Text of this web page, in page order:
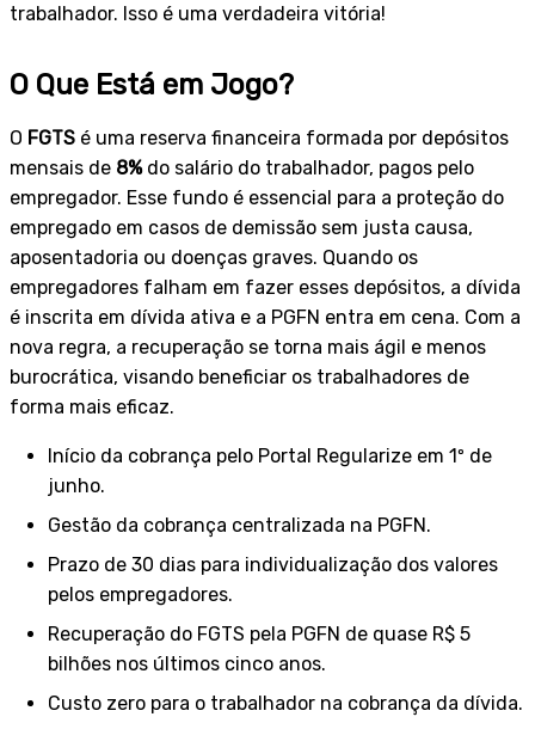
trabalhador. Isso é uma verdadeira vitória!
O Que Está em Jogo?
O FGTS é uma reserva financeira formada por depósitos
mensais de 8%do salário do trabalhador, pagos pelo
empregador. Esse fundo é essencial para a proteção do
empregado em casos de demissão sem justa causa,
aposentadoria ou doenças graves. Quando os
empregadores falham em fazer esses depósitos, a dívida
é inscrita em dívida ativa e a PGFN entra em cena. Com a
nova regra, a recuperação se torna mais ágil e menos
burocrática, visando beneficiar os trabalhadores de
forma mais eficaz.
Início da cobrança pelo Portal Regularize em 1º de
junho.
Gestão da cobrança centralizada na PGFN.
Prazo de 30 dias para individualização dos valores
pelos empregadores.
Recuperação do FGTS pela PGFN de quase R$ 5
bilhões nos últimos cinco anos.
Custo zero para o trabalhador na cobrança da dívida.